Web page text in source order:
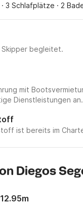
· 3 Schlafplätze · 2
Skipper begleitet.
mit
Dienstleistungen an.
ist bereits im
Diegos